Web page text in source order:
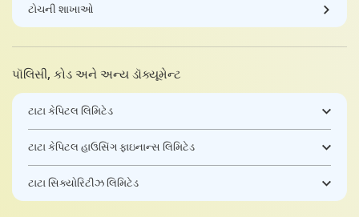
ટોચની શાખાઓ
પૉલિસી, કોડ અને અન્ય ડૉક્યૂમેન્ટ
ટાટા કેપિટલ લિમિટેડ
ટાટા કેપિટલ હાઉસિંગ ફાઇનાન્સ લિમિટેડ
ટાટા સિક્યોરિટીઝ લિમિટેડ